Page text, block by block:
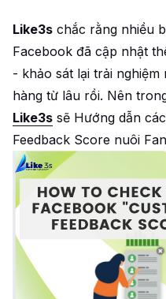
Like3s chắc rằng nhiều
Facebook đã cập nhật
- khảo sát lại trải
hàng từ lâu rồi. Nên
Like3s sẽ Hướng dẫn
Feedback Score nuôi